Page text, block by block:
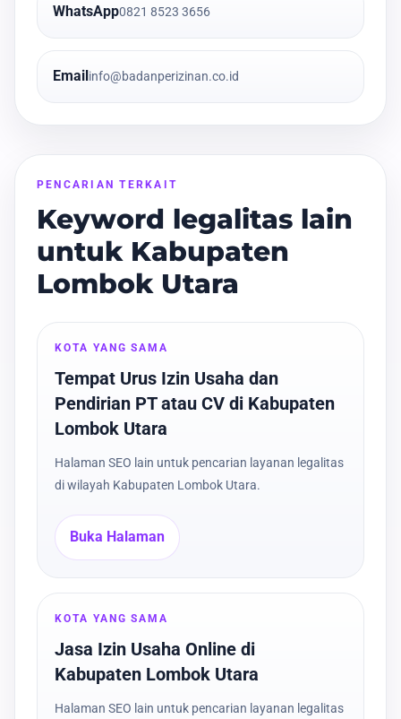
WhatsApp0821 8523 3656
Email info@badanperizinan.co.id
PENCARIAN TERKAIT
Keyword legalitas lain
untuk Kabupaten
Lombok Utara
KOTA YANG SAMA
Tempat Urus Izin Usaha dan
Pendirian PT atau CV di Kabupaten
Lombok Utara
Halaman SEO lain untuk pencarian layanan legalitas
di wilayah Kabupaten Lombok Utara.
Buka Halaman
KOTA YANG SAMA
Jasa Izin Usaha Online di
Kabupaten Lombok Utara
Halaman SEO lain untuk pencarian layanan legalitas